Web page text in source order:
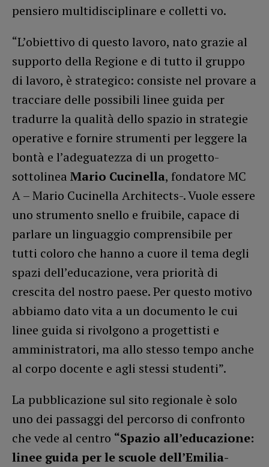
pensiero multidisciplinare e colletti vo.
“L’obiettivo di questo lavoro, nato grazie al
supporto della Regione e di tutto il gruppo
di lavoro, è strategico: consiste nel provare a
tracciare delle possibili linee guida per
tradurre la qualità dello spazio in strategie
operative e fornire strumenti per leggere la
bontà e l’adeguatezza di un progetto-
sottolinea Mario Cucinella, fondatore MC
A – Mario Cucinella Architects-. Vuole essere
uno strumento snello e fruibile, capace di
parlare un linguaggio comprensibile per
tutti coloro che hanno a cuore il tema degli
spazi dell’educazione, vera priorità di
crescita del nostro paese. Per questo motivo
abbiamo dato vita a un documento le cui
linee guida si rivolgono a progettisti e
amministratori, ma allo stesso tempo anche
al corpo docente e agli stessi studenti”.
La pubblicazione sul sito regionale è solo
uno dei passaggi del percorso di confronto
che vede al centro “Spazio all’educazione:
linee guida per le scuole dell’Emilia-